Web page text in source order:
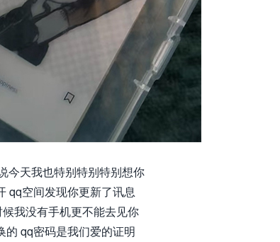
今天我也特别特别特别想你
qq空间发现你更新了讯息
我没有手机更不能去见你
的 qq密码是我们爱的证明